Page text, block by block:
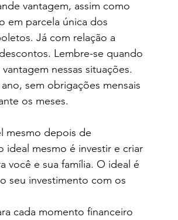
vantagem, assim como
em parcela única dos
Já com relação a
Lembre-se quando
nessas situações.
sem obrigações mensais
os meses.
mesmo depois de
ideal mesmo é investir e criar
você e sua família. O ideal é
seu investimento com os
cada momento financeiro